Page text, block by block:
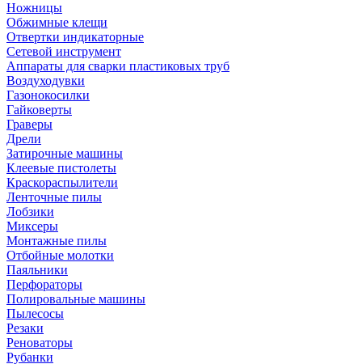
Ножницы
Обжимные клещи
Отвертки индикаторные
Сетевой инструмент
Аппараты для сварки пластиковых труб
Воздуходувки
Газонокосилки
Гайковерты
Граверы
Дрели
Затирочные машины
Клеевые пистолеты
Краскораспылители
Ленточные пилы
Лобзики
Миксеры
Монтажные пилы
Отбойные молотки
Паяльники
Перфораторы
Полировальные машины
Пылесосы
Резаки
Реноваторы
Рубанки